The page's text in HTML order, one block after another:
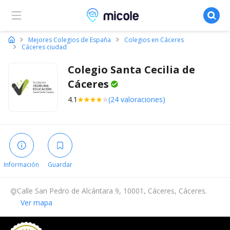
Micole, buscador de colegios
Mejores Colegios de España
Colegios en Cáceres
Cáceres ciudad
Colegio Santa Cecilia de
Cáceres
4.1 (24 valoraciones)
Información Guardar
Calle San Pedro de Alcántara 9, 10001, Cáceres, Cáceres.
Ver mapa